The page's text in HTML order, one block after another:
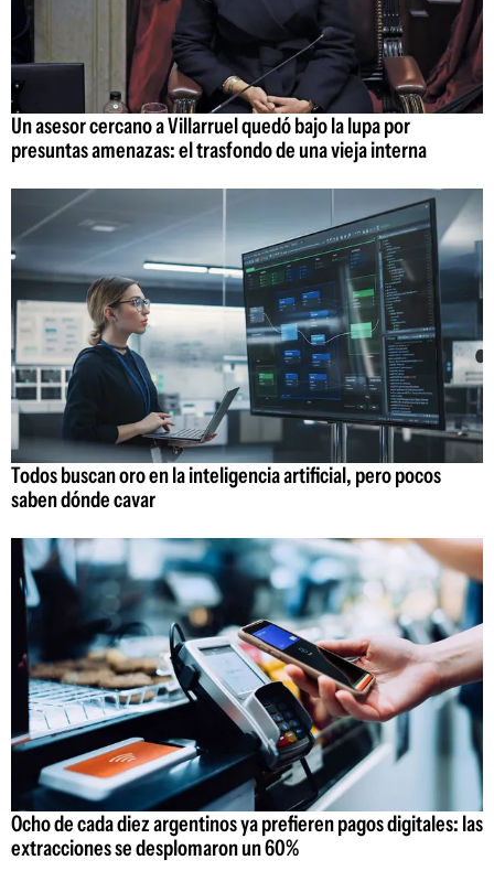
Un asesor cercano a Villarruel quedó bajo la lupa por
presuntas amenazas: el trasfondo de una vieja interna
Todos buscan oro en la inteligencia artificial, pero pocos
saben dónde cavar
Ocho de cada diez argentinos ya prefieren pagos digitales: las
extracciones se desplomaron un 60%